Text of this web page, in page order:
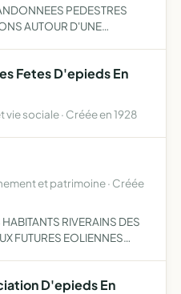
PEDESTRES
AUTOUR D'UNE
Fetes D'epieds En
sociale · Créée en 1928
et patrimoine · Créée
RIVERAINS DES
FUTURES EOLIENNES
D'epieds En